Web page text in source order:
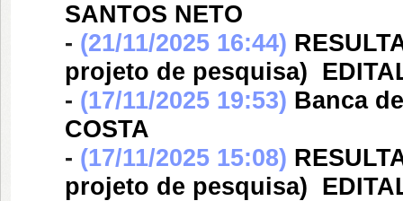
SANTOS NETO
- (21/11/2025 16:44)
projeto de pesquisa) 
- (17/11/2025 19:53) Banca
COSTA
- (17/11/2025 15:08)
projeto de pesquisa) 